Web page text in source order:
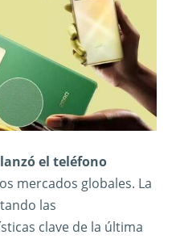
el teléfono
mercados globales. La
las
clave de la última